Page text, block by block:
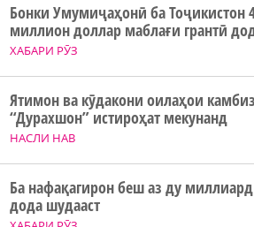
ХАБАРИ РӮЗ
Бонки Умумиҷаҳонӣ ба Тоҷикистон
миллион доллар маблағи грантӣ
НАСЛИ НАВ
Ятимон ва кӯдакони оилаҳои
“Дурахшон” истироҳат мекунанд
Ба нафақагирон беш аз ду
дода шудааст